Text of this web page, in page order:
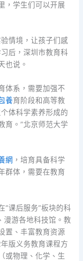
，学生们可以开展
情境，让孩子们感
后，深圳市教育科
也说。
体系，需要加强不
養育阶段和高等教
体科学素养形成的
育。”北京师范大学
網 ，培育具备科学
群体，需要在教育
“课后服务”板块的科
漫游各地科技馆。教
置、丰富教育资源
版义务教育课程方
或物理、化学、生